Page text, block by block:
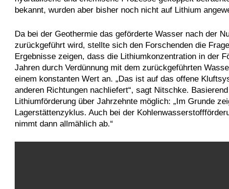
bekannt, wurden aber bisher noch nicht auf Lithium
Da bei der Geothermie das geförderte Wasser nach der
zurückgeführt wird, stellte sich den Forschenden die
Ergebnisse zeigen, dass die Lithiumkonzentration in der
Jahren durch Verdünnung mit dem zurückgeführten
einem konstanten Wert an. „Das ist auf das offene
anderen Richtungen nachliefert“, sagt Nitschke.
Lithiumförderung über Jahrzehnte möglich: „Im Grunde
Lagerstättenzyklus. Auch bei der
nimmt dann allmählich ab.“